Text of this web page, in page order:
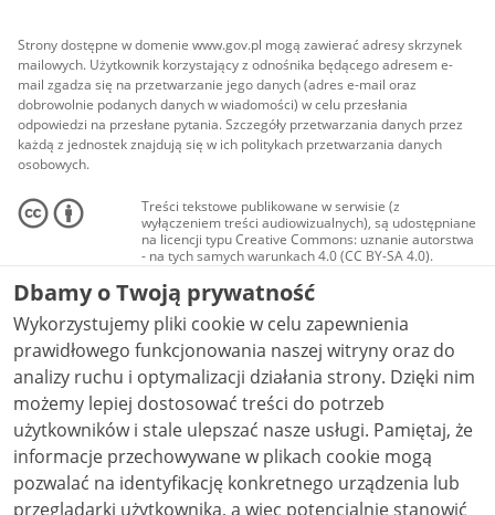
Strony dostępne w domenie www.gov.pl mogą zawierać adresy skrzynek
mailowych. Użytkownik korzystający z odnośnika będącego adresem e-
mail zgadza się na przetwarzanie jego danych (adres e-mail oraz
dobrowolnie podanych danych w wiadomości) w celu przesłania
odpowiedzi na przesłane pytania. Szczegóły przetwarzania danych przez
każdą z jednostek znajdują się w ich politykach przetwarzania danych
osobowych.
Treści tekstowe publikowane w serwisie (z
wyłączeniem treści audiowizualnych), są udostępniane
na licencji typu Creative Commons: uznanie autorstwa
- na tych samych warunkach 4.0 (CC BY-SA 4.0).
Materiały audiowizualne, w tym zdjęcia, materiały
audio i wideo, są udostępniane na licencji typu
Creative Commons: uznanie autorstwa użycie
niekomercyjne - bez utworów zależnych 4.0 (CC BY-
NC-ND 4.0), o ile nie jest to stwierdzone inaczej.
Dbamy o Twoją prywatność
Wykorzystujemy pliki cookie w celu zapewnienia
prawidłowego funkcjonowania naszej witryny oraz do
analizy ruchu i optymalizacji działania strony. Dzięki nim
możemy lepiej dostosować treści do potrzeb
użytkowników i stale ulepszać nasze usługi. Pamiętaj, że
informacje przechowywane w plikach cookie mogą
pozwalać na identyfikację konkretnego urządzenia lub
przeglądarki użytkownika, a więc potencjalnie stanowić